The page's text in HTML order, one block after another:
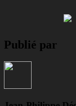
Publié par